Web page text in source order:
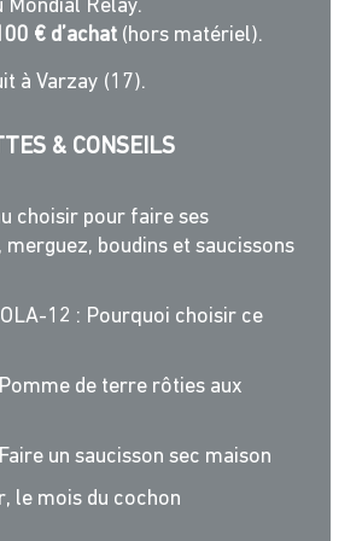
Mondial Relay.
€ d’achat (hors matériel).
à Varzay (17).
& CONSEILS
choisir pour faire ses
merguez, boudins et saucissons
12 : Pourquoi choisir ce
de terre rôties aux
un saucisson sec maison
le mois du cochon